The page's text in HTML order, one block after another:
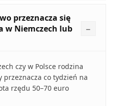
przeznacza się
w Niemczech lub
czy w Polsce rodzina
przeznacza co tydzień na
rzędu 50–70 euro